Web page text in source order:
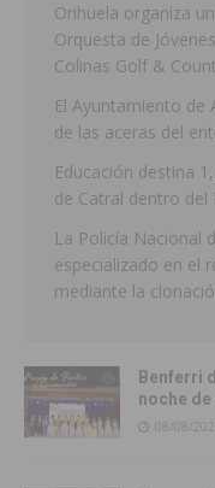
Orihuela organiza
Orquesta de
Colinas Golf &
El Ayuntamiento de
de las aceras del
Educación destina
de Catral dentro del
La Policía Nacional
especializado en el
mediante la
Benferri
noche
08/08/